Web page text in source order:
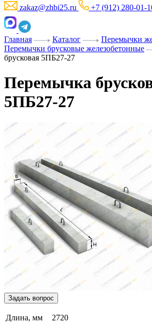
zakaz@zhbi25.ru
+7 (912) 280-01-
Главная Каталог
Перемычки
Перемычки брусковые железобетонные
брусковая 5ПБ27-27
Перемычка
5ПБ27-27
Задать вопрос
Длина, мм 2720